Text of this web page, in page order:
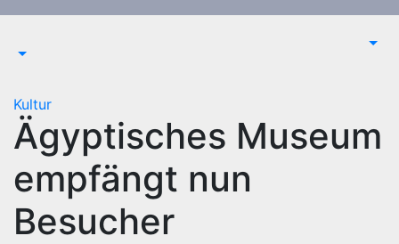
Kultur
Ägyptisches Museum
empfängt nun
Besucher